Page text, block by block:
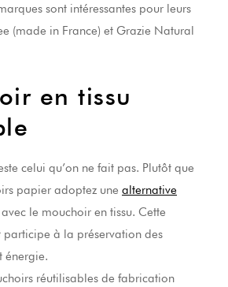
sont intéressantes pour leurs
(made in France) et Grazie Natural
en tissu
celui qu’on ne fait pas. Plutôt que
papier adoptez une alternative
le mouchoir en tissu. Cette
participe à la préservation des
énergie.
réutilisables de fabrication